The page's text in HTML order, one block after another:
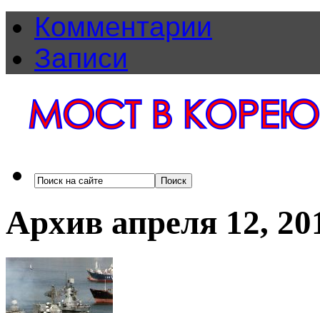
Комментарии
Записи
Архив апреля 12,